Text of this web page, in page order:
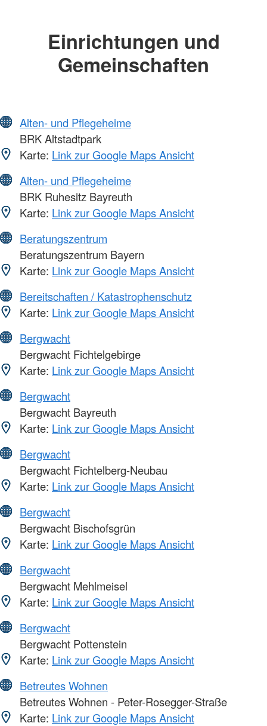
Einrichtungen und
Gemeinschaften
Alten- und Pflegeheime
BRK Altstadtpark
Karte: Link zur Google Maps Ansicht
Alten- und Pflegeheime
BRK Ruhesitz Bayreuth
Karte: Link zur Google Maps Ansicht
Beratungszentrum
Beratungszentrum Bayern
Karte: Link zur Google Maps Ansicht
Bereitschaften / Katastrophenschutz
Karte: Link zur Google Maps Ansicht
Bergwacht
Bergwacht Fichtelgebirge
Karte: Link zur Google Maps Ansicht
Bergwacht
Bergwacht Bayreuth
Karte: Link zur Google Maps Ansicht
Bergwacht
Bergwacht Fichtelberg-Neubau
Karte: Link zur Google Maps Ansicht
Bergwacht
Bergwacht Bischofsgrün
Karte: Link zur Google Maps Ansicht
Bergwacht
Bergwacht Mehlmeisel
Karte: Link zur Google Maps Ansicht
Bergwacht
Bergwacht Pottenstein
Karte: Link zur Google Maps Ansicht
Betreutes Wohnen
Betreutes Wohnen - Peter-Rosegger-Straße
Karte: Link zur Google Maps Ansicht